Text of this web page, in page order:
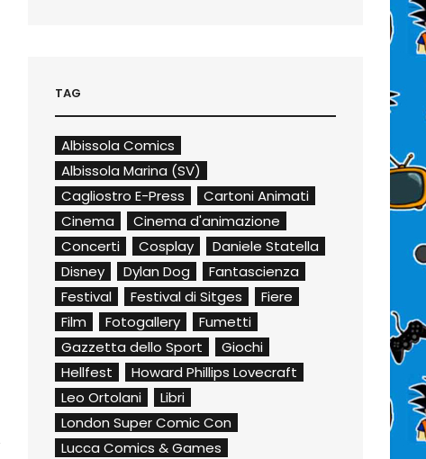
TAG
Albissola Comics
Albissola Marina (SV)
Cagliostro E-Press
Cartoni Animati
Cinema
Cinema d'animazione
Concerti
Cosplay
Daniele Statella
Disney
Dylan Dog
Fantascienza
Festival
Festival di Sitges
Fiere
Film
Fotogallery
Fumetti
Gazzetta dello Sport
Giochi
Hellfest
Howard Phillips Lovecraft
Leo Ortolani
Libri
London Super Comic Con
Lucca Comics & Games